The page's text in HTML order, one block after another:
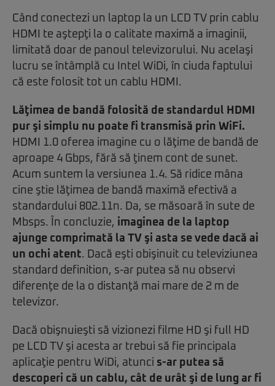
Când conectezi un laptop la un LCD TV prin cablu
HDMI te aştepţi la o calitate maximă a imaginii,
limitată doar de panoul televizorului. Nu acelaşi
lucru se întâmplă cu Intel WiDi, în ciuda faptului
că este folosit tot un cablu HDMI.
Lăţimea de bandă folosită de standardul HDMI
pur şi simplu nu poate fi transmisă prin WiFi.
HDMI 1.0 oferea imagine cu o lăţime de bandă de
aproape 4 Gbps, fără să ţinem cont de sunet.
Acum suntem la versiunea 1.4. Să ridice mâna
cine ştie lăţimea de bandă maximă efectivă a
standardului 802.11n. Da, se măsoară în sute de
Mbsps. În concluzie, imaginea de la laptop
ajunge comprimată la TV şi asta se vede dacă ai
un ochi atent. Dacă eşti obişinuit cu televiziunea
standard definition, s-ar putea să nu observi
diferenţe de la o distanţă mai mare de 2 m de
televizor.
Dacă obişnuieşti să vizionezi filme HD şi full HD
pe LCD TV şi acesta ar trebui să fie principala
aplicaţie pentru WiDi, atunci s-ar putea să
descoperi că un cablu, cât de urât şi de lung ar fi